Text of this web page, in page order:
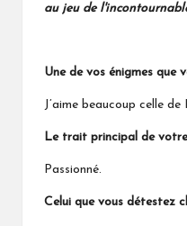
au jeu de
Une de vos énigmes que
J’aime beaucoup celle
Le trait principal de
Passionné.
Celui que vous détestez